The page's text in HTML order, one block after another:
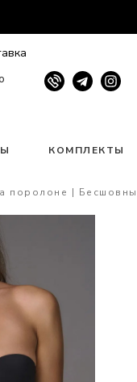
КОМПЛЕКТЫ
поролоне